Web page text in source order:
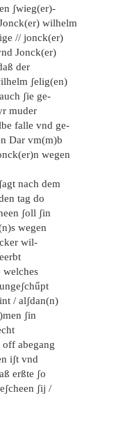
ʃwieg(er)-
wilhelm
// jonck(er)
Jonck(er)
der
ʃelig(en)
ʃie ge-
muder
falle vnd ge-
Dar vm(m)b
wegen
nach dem
tag do
ʃoll ʃin
wegen
wil-
welches
/ alʃdan(n)
ʃin
abegang
iʃt vnd
erßte ʃo
ʃij /